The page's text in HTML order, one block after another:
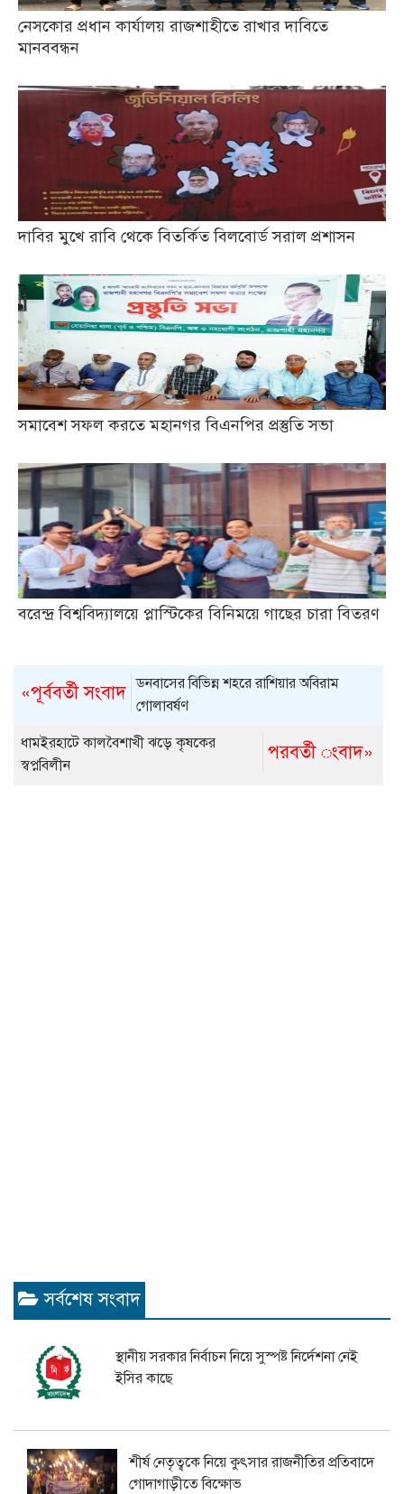
নেসকোর প্রধান কার্যালয় রাজশাহীতে রাখার দাবিতে
মানববন্ধন
দাবির মুখে রাবি থেকে বিতর্কিত বিলবোর্ড সরাল প্রশাসন
সমাবেশ সফল করতে মহানগর বিএনপির প্রস্তুতি সভা
বরেন্দ্র বিশ্ববিদ্যালয়ে প্লাস্টিকের বিনিময়ে গাছের চারা বিতরণ
«পূর্ববর্তী সংবাদ ডনবাসের বিভিন্ন শহরে রাশিয়ার অবিরাম
গোলাবর্ষণ
পরবর্তী ংবাদ»
ধামইরহাটে কালবৈশাখী ঝড়ে কৃষকের
স্বপ্নবিলীন
সর্বশেষ সংবাদ
স্থানীয় সরকার নির্বাচন নিয়ে সুস্পষ্ট নির্দেশনা নেই
ইসির কাছে
শীর্ষ নেতৃত্বকে নিয়ে কুৎসার রাজনীতির প্রতিবাদে
গোদাগাড়ীতে বিক্ষোভ